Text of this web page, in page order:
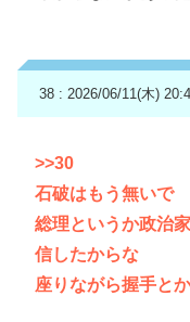
38 : 2026/06/11(木)
>>30
石破はもう無いで
総理というか政治
信したからな
座りながら握手と